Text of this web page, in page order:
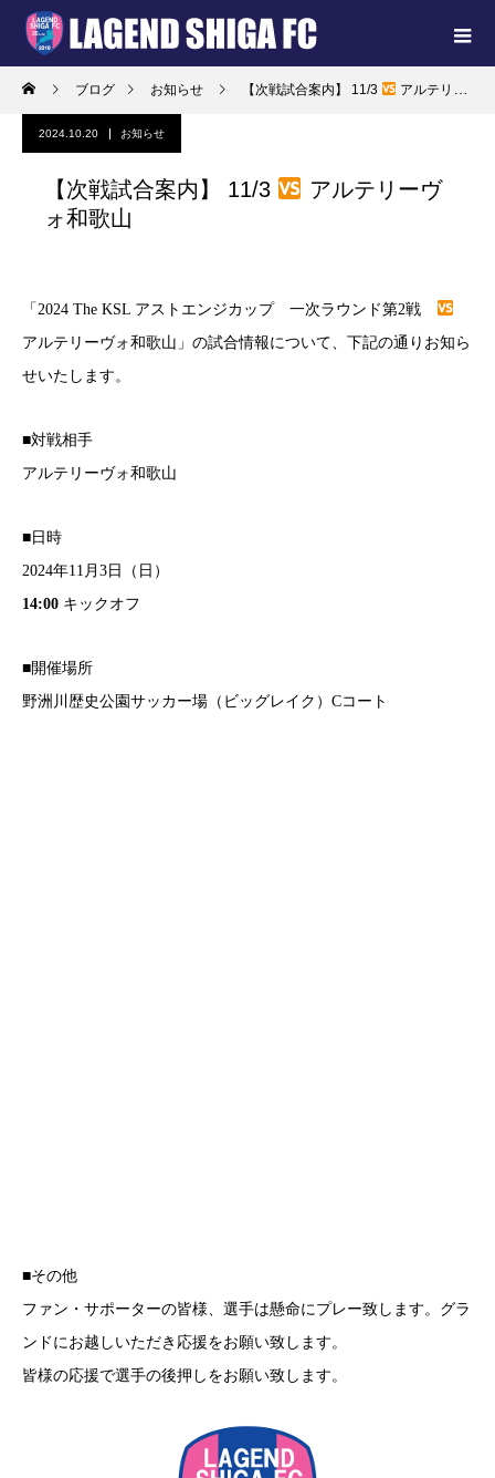
ブログ お知らせ 【次戦試合案内】 11/3 アルテリーヴォ和歌山
2024.10.20 お知らせ
【次戦試合案内】 11/3
アルテリーヴ
ォ和歌山
「2024 The KSL アストエンジカップ 一次ラウンド第2戦
アルテリーヴォ和歌山」の試合情報について、下記の通りお知ら
せいたします。
■対戦相手
アルテリーヴォ和歌山
■日時
2024年11月3日（日）
14:00 キックオフ
■開催場所
野洲川歴史公園サッカー場（ビッグレイク）Cコート
■その他
ファン・サポーターの皆様、選手は懸命にプレー致します。グラ
ンドにお越しいただき応援をお願い致します。
皆様の応援で選手の後押しをお願い致します。